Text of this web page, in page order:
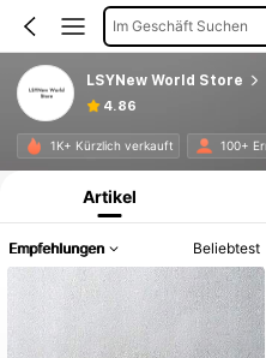
Im Geschäft Suchen
LSYNew World Store
4.86
1K+ Kürzlich verkauft 100+
Produktinformation: Preisangabe,
Artikel
Empfehlungen Beliebtest